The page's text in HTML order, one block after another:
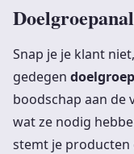
Snap je je klant
gedegen
boodschap aan de
wat ze nodig
stemt je producten